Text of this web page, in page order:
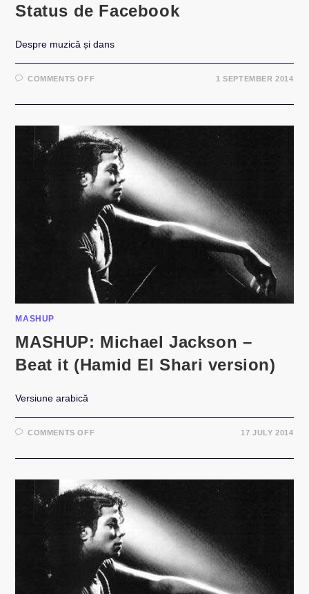
Status de Facebook
Despre muzică și dans
COMMENTS OFFON
FACEBOOK
1 SEPTEMBER 2014
MASHUP
MASHUP: Michael Jackson –
Beat it (Hamid El Shari version)
Versiune arabică
COMMENTS OFFON
JACKSON
IT
(HAMID
EL
SHARI
VERSION)
17 JULY 2014